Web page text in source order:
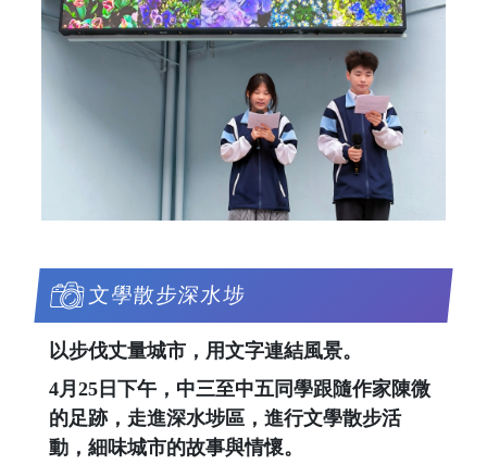
文學散步深水埗
以步伐丈量城市，用文字連結風景。
4月25日下午，中三至中五同學跟隨作家陳微
的足跡，走進深水埗區，進行文學散步活
動，細味城市的故事與情懷。